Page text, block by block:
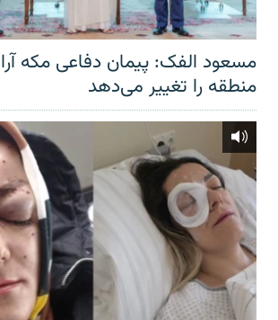
مسعود الفک: پیمان دفاعی مکه
منطقه را تغییر می‌دهد